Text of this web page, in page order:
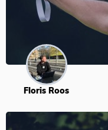
Floris Roos